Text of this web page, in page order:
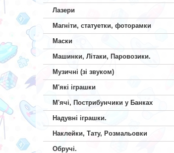
Лазери
Магніти, статуетки, фоторамки
Маски
Машинки, Літаки, Паровозики.
Музичні (зі звуком)
М'які іграшки
М'ячі, Пострибунчики у Банках
Надувні іграшки.
Наклейки, Тату, Розмальовки
Обручі.